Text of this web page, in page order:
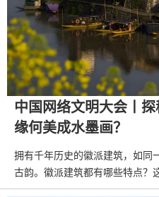
中国网络文明大会丨
缘何美成水墨画？
拥有千年历史的徽派建筑，如同
古韵。徽派建筑都有哪些特点？